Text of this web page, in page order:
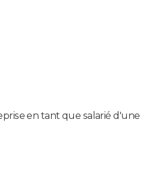
en tant que salarié d'une